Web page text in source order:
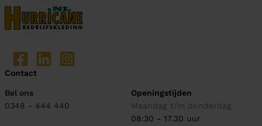
Contact
Bel ons
0348 - 444 440
Openingstijden
Maandag t/m donderdag
08:30 - 17.30 uur